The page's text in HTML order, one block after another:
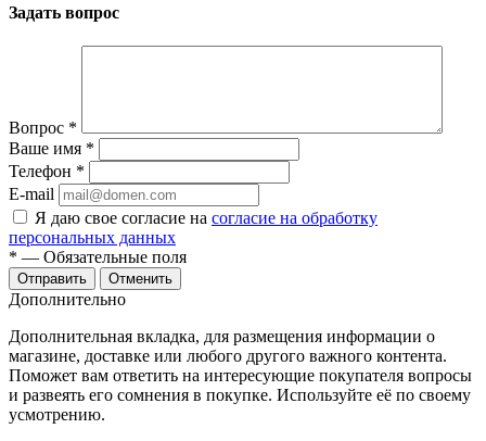
Задать вопрос
Вопрос *
Ваше имя *
Телефон *
E-mail
Я даю свое согласие на согласие на обработку
персональных данных
* — Обязательные поля
Отменить
Дополнительно
Дополнительная вкладка, для размещения информации о
магазине, доставке или любого другого важного контента.
Поможет вам ответить на интересующие покупателя вопросы
и развеять его сомнения в покупке. Используйте её по своему
усмотрению.